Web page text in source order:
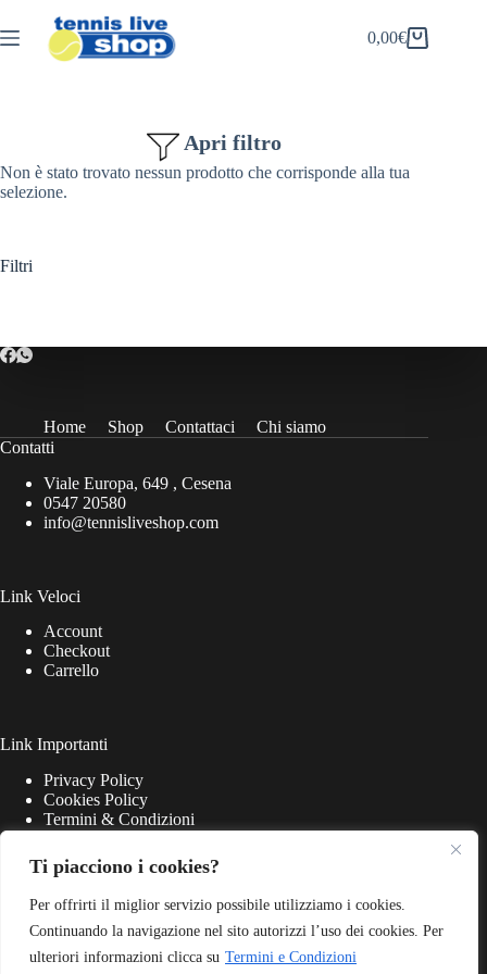
Ti piacciono i cookies?
Per offrirti il miglior servizio possibile utilizziamo i cookies.
Continuando la navigazione nel sito autorizzi l’uso dei cookies. Per
ulteriori informazioni clicca su Termini e Condizioni
al
contenuto
Carrello
0,00€
Apri filtro
Non è stato trovato nessun prodotto che corrisponde alla tua
selezione.
Filtri
Home Shop Contattaci
Chi siamo
Contatti
Viale Europa, 649 , Cesena
0547 20580
info@tennisliveshop.com
Link Veloci
Account
Checkout
Carrello
Link Importanti
Privacy Policy
Cookies Policy
Termini & Condizioni